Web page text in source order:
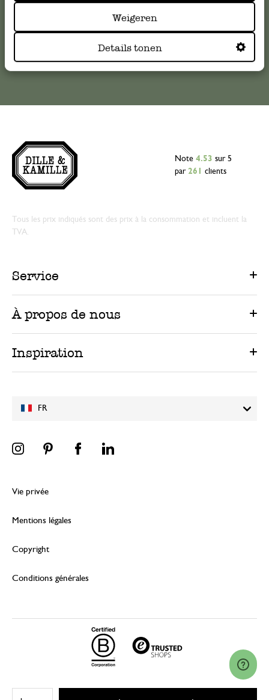
Weigeren
Details tonen
serviceclientele@dille-kamille.com
FR
Note 4.53 sur 5
par 261 clients
Tous les prix indiqués sont des prix à la consommation et incluent la
TVA.
Service
À propos de nous
Inspiration
Vie privée
Mentions légales
Copyright
Conditions générales
© 2026 Dille & Kamille (Nederland) B.V.